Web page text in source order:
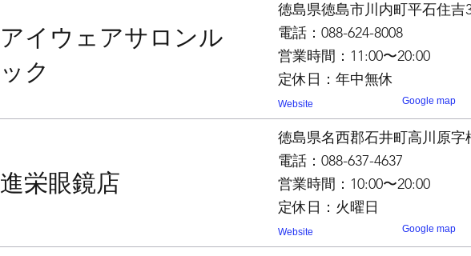
徳島県徳島市川内町平石住吉
電話：088-624-8008
営業時間：11:00〜20:00
定休日：年中無休
Website
アイウェアサロンル
ック
Google map
徳島県名西郡石井町高川原字
電話：088-637-4637
営業時間：10:00〜20:00
定休日：火曜日
Website
進栄眼鏡店
Google map